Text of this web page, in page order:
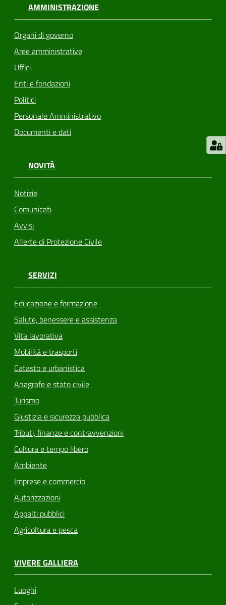
AMMINISTRAZIONE
Organi di governo
Aree amministrative
Uffici
Enti e fondazioni
Politici
Personale Amministrativo
Documenti e dati
NOVITÀ
Notizie
Comunicati
Avvisi
Allerte di Protezione Civile
SERVIZI
Educazione e formazione
Salute, benessere e assistenza
Vita lavorativa
Mobilità e trasporti
Catasto e urbanistica
Anagrafe e stato civile
Turismo
Giustizia e sicurezza pubblica
Tributi, finanze e contravvenzioni
Cultura e tempo libero
Ambiente
Imprese e commercio
Autorizzazioni
Appalti pubblici
Agricoltura e pesca
VIVERE GALLIERA
Luoghi